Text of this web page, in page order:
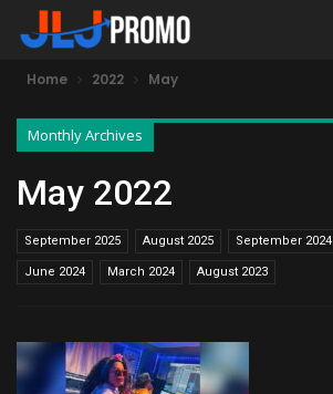
Home 2022 May
Monthly Archives
May 2022
September 2025 August 2025 September 2024
June 2024 March 2024 August 2023